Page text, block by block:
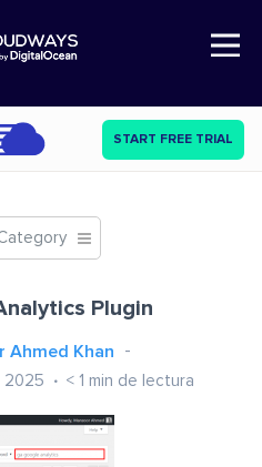
Open Nav
START FREE TRIAL
Plugin
Ahmed Khan
2025 < 1 min de lectura